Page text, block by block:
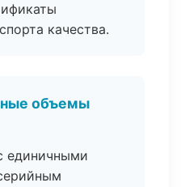
качества.
объемы
единичными